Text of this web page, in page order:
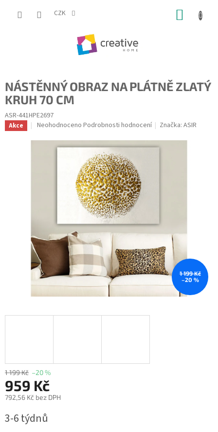
CZK
NÁSTĚNNÝ OBRAZ NA PLÁTNĚ ZLATÝ
KRUH 70 CM
ASR-441HPE2697
Akce
Průměrné
produktu
Neohodnoceno Podrobnosti hodnocení Značka:ASIR
1 199 Kč
–20 %
1 199 Kč –20 %
959 Kč
792,56 Kč bez DPH
cena:
3-6 týdnů